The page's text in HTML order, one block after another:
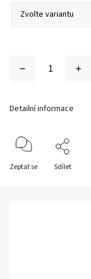
Detailní informace
Zeptat se Sdílet